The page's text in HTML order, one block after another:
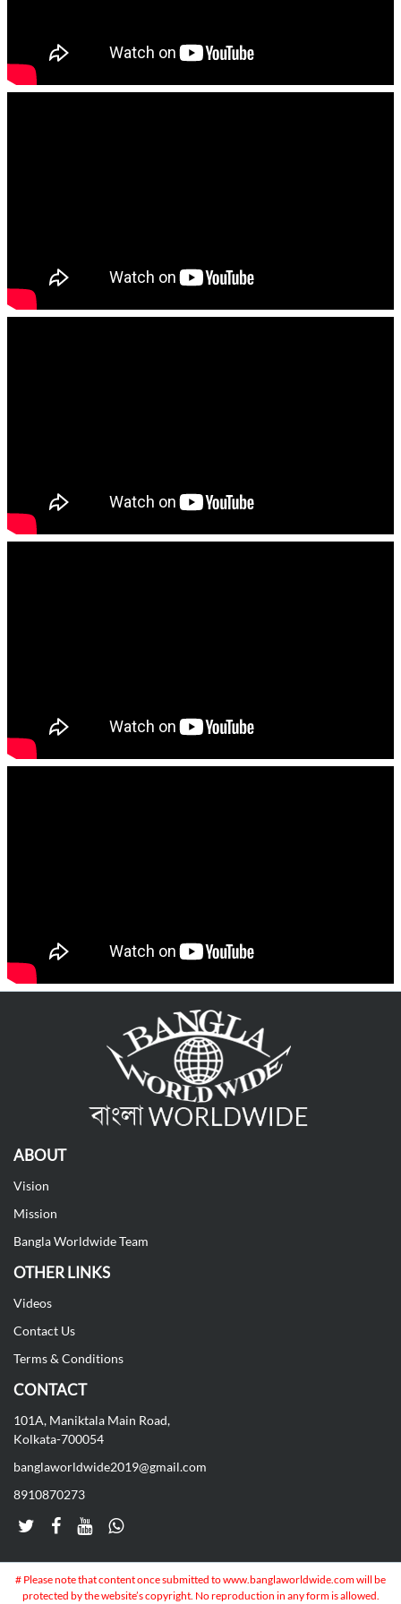
ABOUT
Vision
Mission
Bangla Worldwide Team
OTHER LINKS
Videos
Contact Us
Terms & Conditions
CONTACT
101A, Maniktala Main Road,
Kolkata-700054
banglaworldwide2019@gmail.com
8910870273
# Please note that content once submitted to www.banglaworldwide.com will be
protected by the website’s copyright. No reproduction in any form is allowed.